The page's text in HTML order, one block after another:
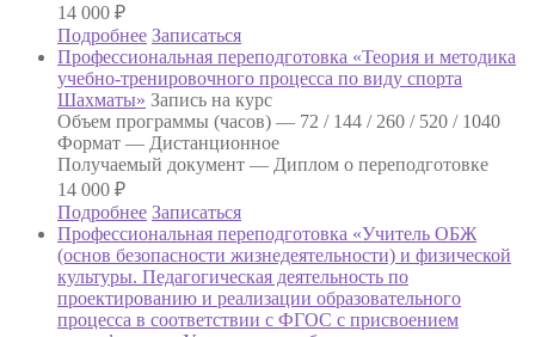
14 000 ₽
Подробнее Записаться
Профессиональная переподготовка «Теория и методика
учебно-тренировочного процесса по виду спорта
Шахматы» Запись на курс
Объем программы (часов) — 72 / 144 / 260 / 520 / 1040
Формат — Дистанционное
Получаемый документ — Диплом о переподготовке
14 000 ₽
Подробнее Записаться
Профессиональная переподготовка «Учитель ОБЖ
(основ безопасности жизнедеятельности) и физической
культуры. Педагогическая деятельность по
проектированию и реализации образовательного
процесса в соответствии с ФГОС с присвоением